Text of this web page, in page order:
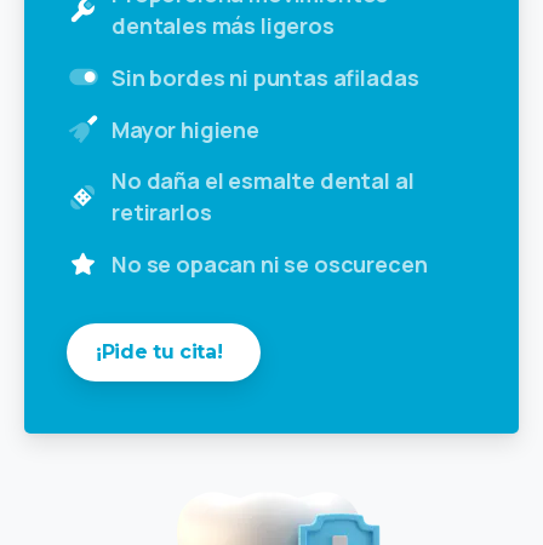
dentales más ligeros
Sin bordes ni puntas afiladas
Mayor higiene
No daña el esmalte dental al
retirarlos
No se opacan ni se oscurecen
¡Pide tu cita!